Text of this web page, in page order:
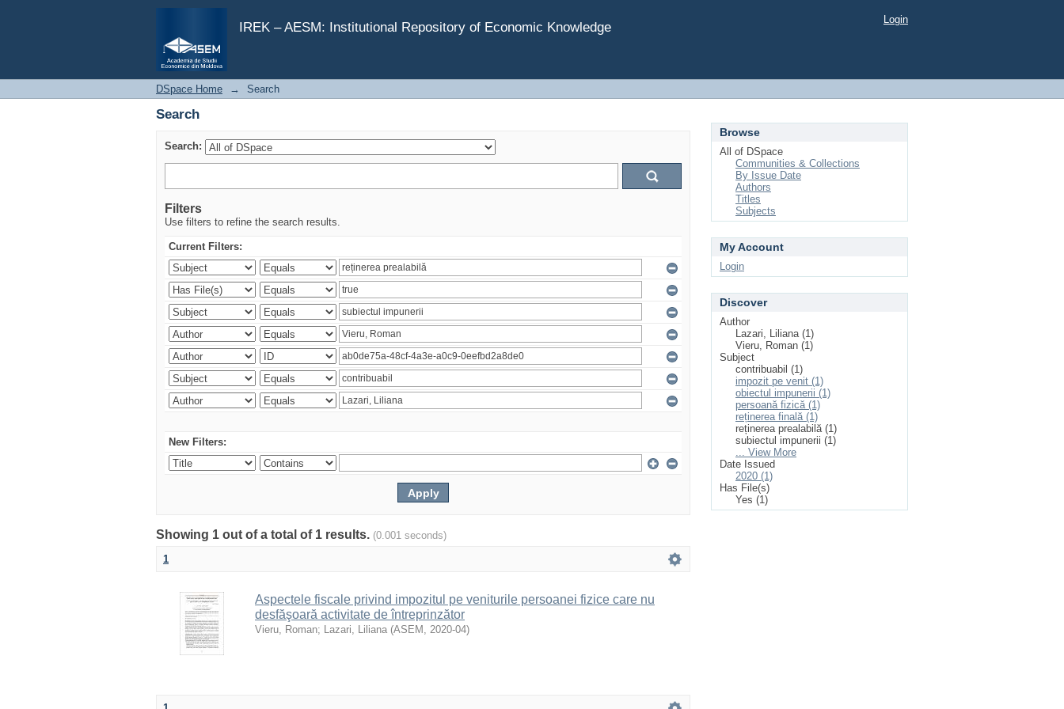
IREK – AESM: Institutional Repository of Economic Knowledge
Search
Login
DSpace Home → Search
Search
Search:
Filters
Use filters to refine the search results.
Current Filters:
New Filters:
Showing 1 out of a total of 1 results. (0.001 seconds)
1
Aspectele fiscale privind impozitul pe veniturile persoanei fizice care nu
desfăşoară activitate de întreprinzător
Vieru, Roman; Lazari, Liliana (ASEM , 2020-04)
Browse
All of DSpace
Communities & Collections
By Issue Date
Authors
Titles
Subjects
My Account
Login
Discover
Author
Lazari, Liliana (1)
Vieru, Roman (1)
Subject
contribuabil (1)
impozit pe venit (1)
obiectul impunerii (1)
persoană fizică (1)
reținerea finală (1)
reținerea prealabilă (1)
subiectul impunerii (1)
... View More
Date Issued
2020 (1)
Has File(s)
Yes (1)